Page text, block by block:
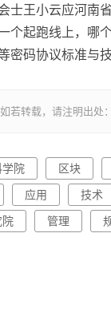
士王小云应河南
个起跑线上，哪
密码协议标准与
如若转载，请注明
学院 区块
应用 技术
院 管理